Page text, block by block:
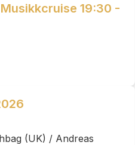
19:30 -
(UK) / Andreas